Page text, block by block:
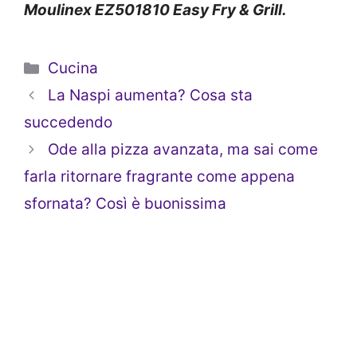
Moulinex EZ501810 Easy Fry & Grill.
Categorie
Cucina
La Naspi aumenta? Cosa sta
succedendo
Ode alla pizza avanzata, ma sai come
farla ritornare fragrante come appena
sfornata? Così è buonissima